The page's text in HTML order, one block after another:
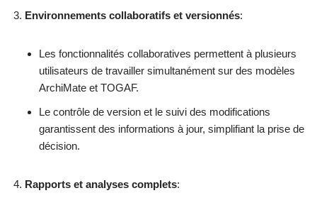
Environnements collaboratifs et versionnés:
Les fonctionnalités collaboratives permettent à plusieurs
utilisateurs de travailler simultanément sur des modèles
ArchiMate et TOGAF.
Le contrôle de version et le suivi des modifications
garantissent des informations à jour, simplifiant la prise de
décision.
Rapports et analyses complets: